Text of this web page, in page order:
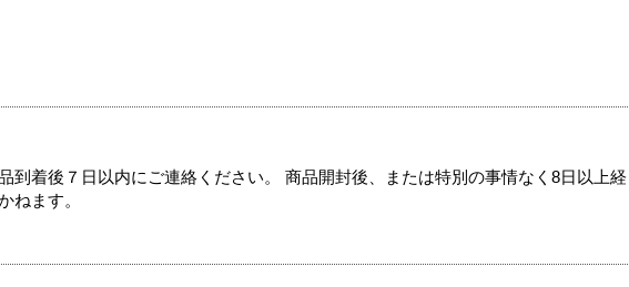
到着後７日以内にご連絡ください。 商品開封後、または特別の事情なく8日以上経
ねます。